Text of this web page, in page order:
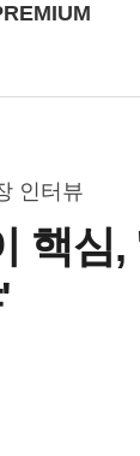
인터뷰
핵심,